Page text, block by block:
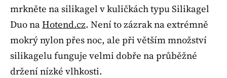
mrkněte na silikagel v kuličkách typu Silikagel
Duo naHotend.cz. Není to zázrak na extrémně
mokrý nylon přes noc, ale při větším množství
silikagelu funguje velmi dobře na průběžné
držení nízké vlhkosti.